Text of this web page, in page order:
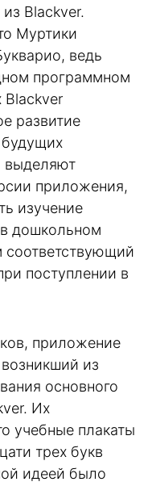
Blackver.
Муртики
ведь
программном
Blackver
развитие
выделяют
приложения,
изучение
дошкольном
соответствующий
поступлении в
приложение
из
основного
Их
учебные плакаты
трех букв
идеей было